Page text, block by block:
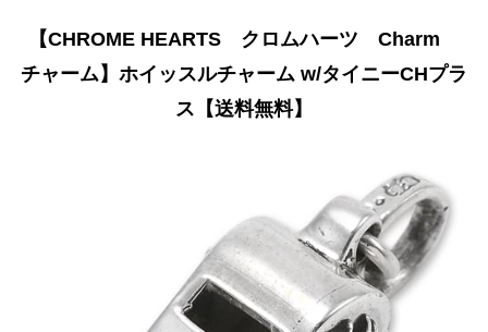
【CHROME HEARTS クロムハーツ Charm
チャーム】ホイッスルチャーム w/タイニーCHプラ
ス【送料無料】